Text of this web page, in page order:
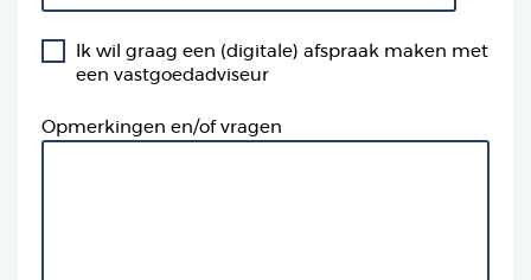
Ik wil graag een (digitale) afspraak maken met
een vastgoedadviseur
Opmerkingen en/of vragen